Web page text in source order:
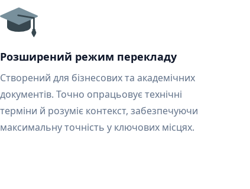
Розширений режим перекладу
Створений для бізнесових та академічних
документів. Точно опрацьовує технічні
терміни й розуміє контекст, забезпечуючи
максимальну точність у ключових місцях.